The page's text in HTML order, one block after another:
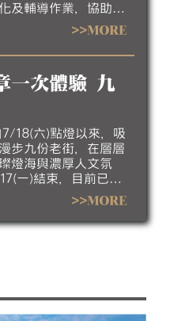
及輔導作業，協助業
管理並提升服務品
，體驗山海露營的悠
>>MORE
一次體驗 九
7/18(六)點燈以來，吸
步九份老街，在層層
燈海與濃厚人文氛
一)結束，目前已進
把握暑假最後時光，
受山城夏夜的獨特魅
>>MORE